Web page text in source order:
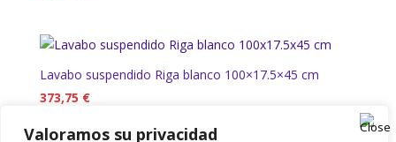
Valoramos su privacidad
Lavabo suspendido Riga blanco 100×17.5×45 cm
373,75 €